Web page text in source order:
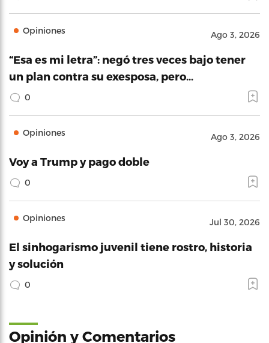
Opiniones Ago 3, 2026
“Esa es mi letra”: negó tres veces bajo tener
un plan contra su exesposa, pero…
0
Opiniones Ago 3, 2026
Voy a Trump y pago doble
0
Opiniones Jul 30, 2026
El sinhogarismo juvenil tiene rostro, historia
y solución
0
Opinión y Comentarios